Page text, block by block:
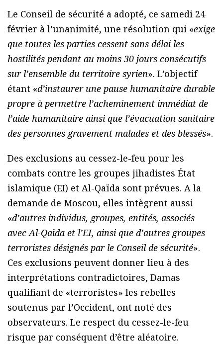
Le Conseil de sécurité a adopté, ce samedi 24
février à l’unanimité, une résolution qui «exige
que toutes les parties cessent sans délai les
hostilités pendant au moins 30 jours consécutifs
sur l’ensemble du territoire syrien». L’objectif
étant «d’instaurer une pause humanitaire durable
propre à permettre l’acheminement immédiat de
l’aide humanitaire ainsi que l’évacuation sanitaire
des personnes gravement malades et des blessés».
Des exclusions au cessez-le-feu pour les
combats contre les groupes jihadistes État
islamique (EI) et Al-Qaïda sont prévues. A la
demande de Moscou, elles intègrent aussi
«d’autres individus, groupes, entités, associés
avec Al-Qaïda et l’EI, ainsi que d’autres groupes
terroristes désignés par le Conseil de sécurité».
Ces exclusions peuvent donner lieu à des
interprétations contradictoires, Damas
qualifiant de «terroristes» les rebelles
soutenus par l’Occident, ont noté des
observateurs. Le respect du cessez-le-feu
risque par conséquent d’être aléatoire.